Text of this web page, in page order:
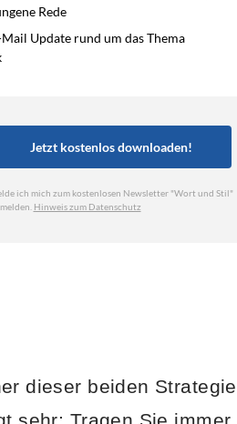
dieser beiden
sehr: Tragen Sie